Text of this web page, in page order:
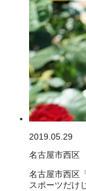
2019.05.29
名古屋市西区
名古屋市西区
スポーツだけ